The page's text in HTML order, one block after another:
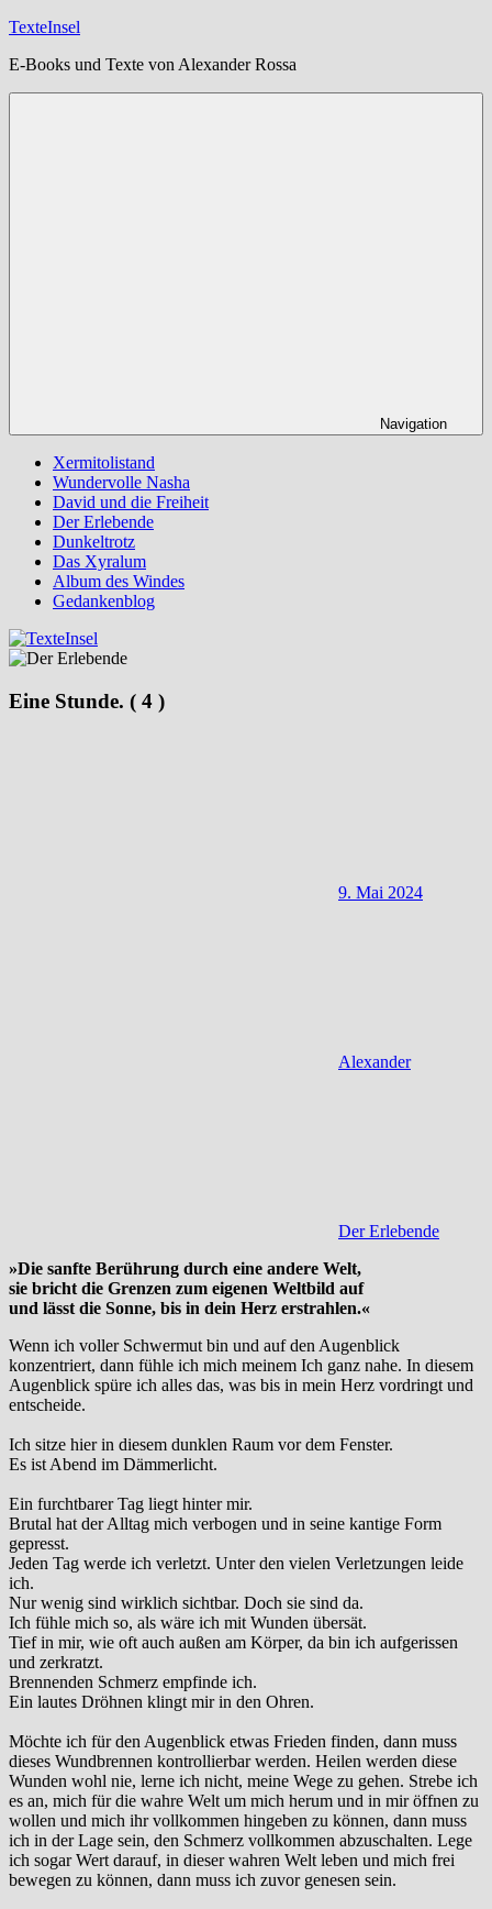
Zum
springen
TexteInsel
E-Books und Texte von Alexander Rossa
Navigation
Xermitolistand
Wundervolle Nasha
David und die Freiheit
Der Erlebende
Dunkeltrotz
Das Xyralum
Album des Windes
Gedankenblog
Eine Stunde. ( 4 )
9. Mai 2024
Alexander
Der Erlebende
»Die sanfte Berührung durch eine andere Welt,
sie bricht die Grenzen zum eigenen Weltbild auf
und lässt die Sonne, bis in dein Herz erstrahlen.«
Wenn ich voller Schwermut bin und auf den Augenblick
konzentriert, dann fühle ich mich meinem Ich ganz nahe. In diesem
Augenblick spüre ich alles das, was bis in mein Herz vordringt und
entscheide.
Ich sitze hier in diesem dunklen Raum vor dem Fenster.
Es ist Abend im Dämmerlicht.
Ein furchtbarer Tag liegt hinter mir.
Brutal hat der Alltag mich verbogen und in seine kantige Form
gepresst.
Jeden Tag werde ich verletzt. Unter den vielen Verletzungen leide
ich.
Nur wenig sind wirklich sichtbar. Doch sie sind da.
Ich fühle mich so, als wäre ich mit Wunden übersät.
Tief in mir, wie oft auch außen am Körper, da bin ich aufgerissen
und zerkratzt.
Brennenden Schmerz empfinde ich.
Ein lautes Dröhnen klingt mir in den Ohren.
Möchte ich für den Augenblick etwas Frieden finden, dann muss
dieses Wundbrennen kontrollierbar werden. Heilen werden diese
Wunden wohl nie, lerne ich nicht, meine Wege zu gehen. Strebe ich
es an, mich für die wahre Welt um mich herum und in mir öffnen zu
wollen und mich ihr vollkommen hingeben zu können, dann muss
ich in der Lage sein, den Schmerz vollkommen abzuschalten. Lege
ich sogar Wert darauf, in dieser wahren Welt leben und mich frei
bewegen zu können, dann muss ich zuvor genesen sein.